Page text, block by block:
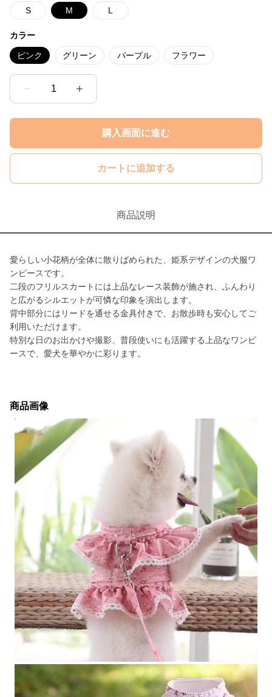
S M L
カラー
ピンク グリーン パープル フラワー
1
購入画面に進む
カートに追加する
商品説明
愛らしい小花柄が全体に散りばめられた、姫系デザインの犬服ワ
ンピースです。
二段のフリルスカートには上品なレース装飾が施され、ふんわり
と広がるシルエットが可憐な印象を演出します。
背中部分にはリードを通せる金具付きで、お散歩時も安心してご
利用いただけます。
特別な日のお出かけや撮影、普段使いにも活躍する上品なワンピ
ースで、愛犬を華やかに彩ります。
商品画像